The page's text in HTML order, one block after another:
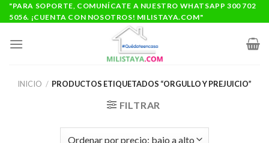
Saltar
al
"PARA SOPORTE, COMUNÍCATE A NUESTRO WHATSAPP 300 702
5056. ¡CUENTA CON NOSOTROS! MILISTAYA.COM"
INICIO / PRODUCTOS ETIQUETADOS “ORGULLO Y PREJUICIO”
FILTRAR